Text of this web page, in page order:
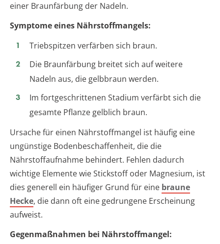
einer Braunfärbung der Nadeln.
Symptome eines Nährstoffmangels:
Triebspitzen verfärben sich braun.
Die Braunfärbung breitet sich auf weitere
Nadeln aus, die gelbbraun werden.
Im fortgeschrittenen Stadium verfärbt sich die
gesamte Pflanze gelblich braun.
Ursache für einen Nährstoffmangel ist häufig eine
ungünstige Bodenbeschaffenheit, die die
Nährstoffaufnahme behindert. Fehlen dadurch
wichtige Elemente wie Stickstoff oder Magnesium, ist
dies generell ein häufiger Grund für eine braune
Hecke, die dann oft eine gedrungene Erscheinung
aufweist.
Gegenmaßnahmen bei Nährstoffmangel: